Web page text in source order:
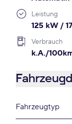
Leistung
125 kW /
Verbrauch
k.A./
Fahrzeugtyp